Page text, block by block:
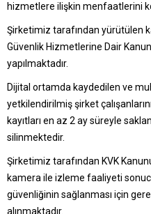
hizmetlere ilişkin menfaatlerini
Şirketimiz tarafından yürütülen
Güvenlik Hizmetlerine Dair
yapılmaktadır.
Dijital ortamda kaydedilen ve
yetkilendirilmiş şirket
kayıtları en az 2 ay süreyle
silinmektedir.
Şirketimiz tarafından KVK
kamera ile izleme faaliyeti
güvenliğinin sağlanması için
alınmaktadır.